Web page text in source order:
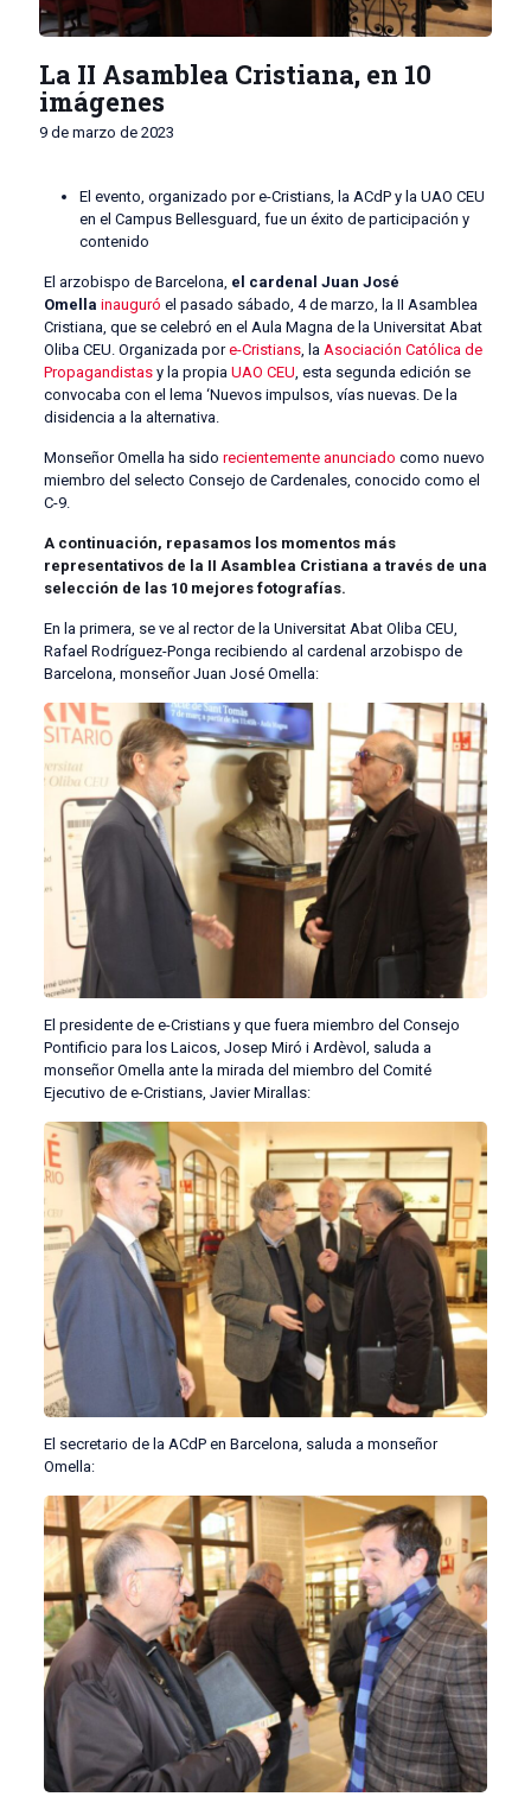
La II Asamblea Cristiana, en 10
imágenes
9 de marzo de 2023
El evento, organizado por e-Cristians, la ACdP y la UAO CEU
en el Campus Bellesguard, fue un éxito de participación y
contenido
El arzobispo de Barcelona, el cardenal Juan José
Omella inauguró el pasado sábado, 4 de marzo, la II Asamblea
Cristiana, que se celebró en el Aula Magna de la Universitat Abat
Oliba CEU. Organizada pore-Cristians, la Asociación Católica de
Propagandistasy la propia UAO CEU , esta segunda edición se
convocaba con el lema ‘Nuevos impulsos, vías nuevas. De la
disidencia a la alternativa.
Monseñor Omella ha sido recientemente anunciado como nuevo
miembro del selecto Consejo de Cardenales, conocido como el
C-9.
A continuación, repasamos los momentos más
representativos de la II Asamblea Cristiana a través de una
selección de las 10 mejores fotografías.
En la primera, se ve al rector de la Universitat Abat Oliba CEU,
Rafael Rodríguez-Ponga recibiendo al cardenal arzobispo de
Barcelona, monseñor Juan José Omella:
El presidente de e-Cristians y que fuera miembro del Consejo
Pontificio para los Laicos, Josep Miró i Ardèvol, saluda a
monseñor Omella ante la mirada del miembro del Comité
Ejecutivo de e-Cristians, Javier Mirallas:
El secretario de la ACdP en Barcelona, saluda a monseñor
Omella: